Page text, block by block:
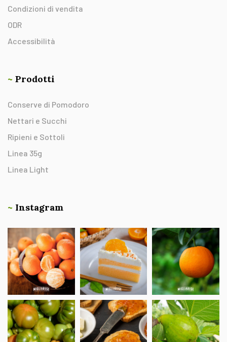
Condizioni di vendita
ODR
Accessibilità
~ Prodotti
Conserve di Pomodoro
Nettari e Succhi
Ripieni e Sottoli
Linea 35g
Linea Light
~ Instagram